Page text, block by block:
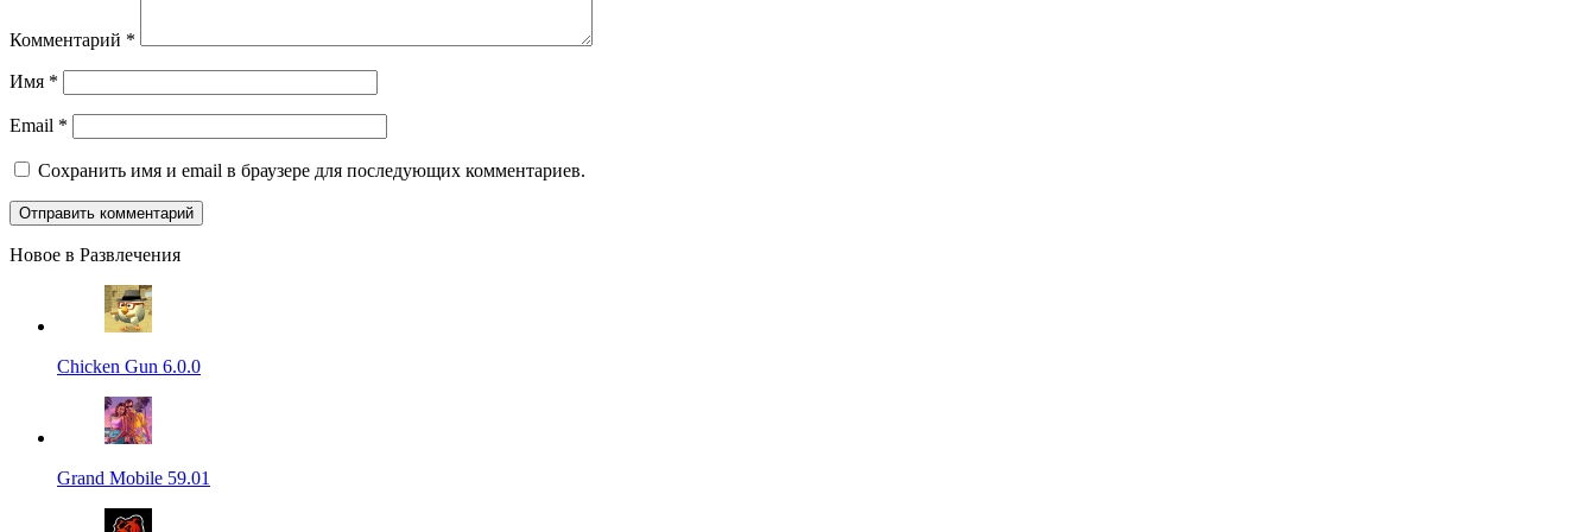
Комментарий *
Имя *
Email *
Сохранить имя и email в браузере для последующих комментариев.
Новое в Развлечения
Chicken Gun 6.0.0
Grand Mobile 59.01